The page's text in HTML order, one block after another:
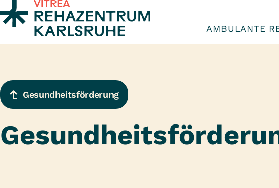
Zum Inhalt springen
AMBULANTE
Gesundheitsförderung